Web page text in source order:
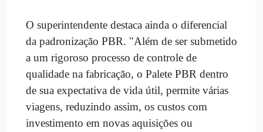
O superintendente destaca ainda o diferencial
da padronização PBR. "Além de ser submetido
a um rigoroso processo de controle de
qualidade na fabricação, o Palete PBR dentro
de sua expectativa de vida útil, permite várias
viagens, reduzindo assim, os custos com
investimento em novas aquisições ou